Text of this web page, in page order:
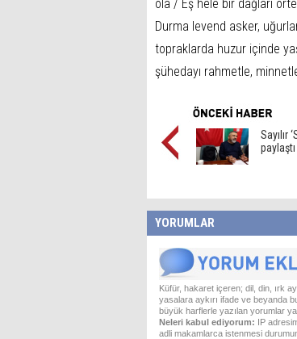
ola / Eş hele bir dağları
Durma levend asker,
topraklarda huzur içinde
şühedayı rahmetle,
Sayılır
paylaştı
YORUMLAR
Küfür, hakaret içeren; dil, din, ırk
yasalara aykırı ifade ve beyanda
büyük harflerle yazılan yorumlar
Neleri kabul ediyorum: IP
adli makamlarca istenmesi